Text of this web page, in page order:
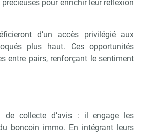
pour enrichir leur réflexion
d’un accès privilégié aux
plus haut. Ces opportunités
entre pairs, renforçant le sentiment
de collecte d’avis : il engage les
boncoin immo. En intégrant leurs